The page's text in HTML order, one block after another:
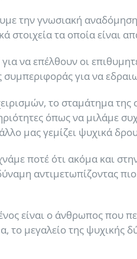
την γνωσιακή
στοιχεία τα οποία είναι
να επέλθουν οι
για να
το σταμάτημα
όπως να μιλάμε
μας γεμίζει ψυχικά
ποτέ ότι ακόμα και
αντιμετωπίζοντας
είναι ο άνθρωπος
μεγαλείο της ψυχικής